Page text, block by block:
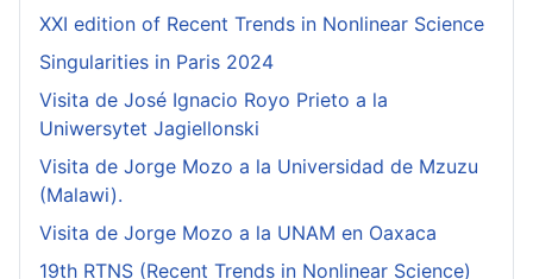
XXI edition of Recent Trends in Nonlinear Science
Singularities in Paris 2024
Visita de José Ignacio Royo Prieto a la
Uniwersytet Jagiellonski
Visita de Jorge Mozo a la Universidad de Mzuzu
(Malawi).
Visita de Jorge Mozo a la UNAM en Oaxaca
19th RTNS (Recent Trends in Nonlinear Science)